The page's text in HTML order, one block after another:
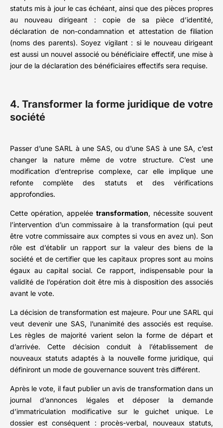
statuts mis à jour le cas échéant, ainsi que des pièces propres
au nouveau dirigeant : copie de sa pièce d’identité,
déclaration de non-condamnation et attestation de filiation
(noms des parents). Soyez vigilant : si le nouveau dirigeant
est aussi un nouvel associé ou bénéficiaire effectif, une mise à
jour de la déclaration des bénéficiaires effectifs sera requise.
4. Transformer la forme juridique de votre
société
Passer d’une SARL à une SAS, ou d’une SAS à une SA, c’est
changer la nature même de votre structure. C’est une
modification d’entreprise complexe, car elle implique une
refonte complète des statuts et des vérifications
approfondies.
Cette opération, appelée transformation, nécessite souvent
l’intervention d’un commissaire à la transformation (qui peut
être votre commissaire aux comptes si vous en avez un). Son
rôle est d’établir un rapport sur la valeur des biens de la
société et de certifier que les capitaux propres sont au moins
égaux au capital social. Ce rapport, indispensable pour la
validité de l’opération doit être mis à disposition des associés
avant le vote.
La décision de transformation est majeure. Pour une SARL qui
veut devenir une SAS, l’unanimité des associés est requise.
Les règles de majorité varient selon la forme de départ et
d’arrivée. Cette décision conduit à l’établissement de
nouveaux statuts adaptés à la nouvelle forme juridique, qui
définiront un mode de gouvernance souvent très différent.
Après le vote, il faut publier un avis de transformation dans un
journal d’annonces légales et déposer la demande
d’immatriculation modificative sur le guichet unique. Le
dossier est conséquent : procès-verbal, nouveaux statuts,